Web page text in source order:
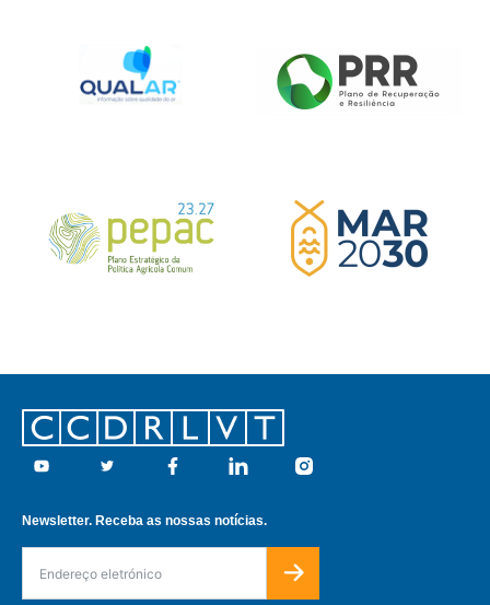
Footer
Youtube Twitter Facebook Linkedin Instagram
Newsletter. Receba as nossas notícias.